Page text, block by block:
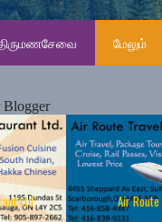
மேலும்
Ltd Air